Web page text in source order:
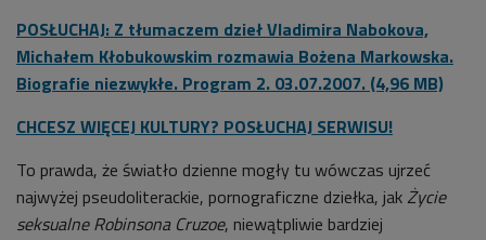
POSŁUCHAJ: Z tłumaczem dzieł Vladimira Nabokova,
Michałem Kłobukowskim rozmawia Bożena Markowska.
Biografie niezwykłe. Program 2. 03.07.2007. (4,96 MB)
CHCESZ WIĘCEJ KULTURY? POSŁUCHAJ SERWISU!
To prawda, że światło dzienne mogły tu wówczas ujrzeć
najwyżej pseudoliterackie, pornograficzne dziełka, jak Życie
seksualne Robinsona Cruzoe, niewątpliwie bardziej